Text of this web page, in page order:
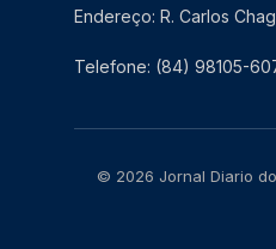
Endereço: R. Carlos
Telefone: (84) 98105-
© 2026 Jornal Diario